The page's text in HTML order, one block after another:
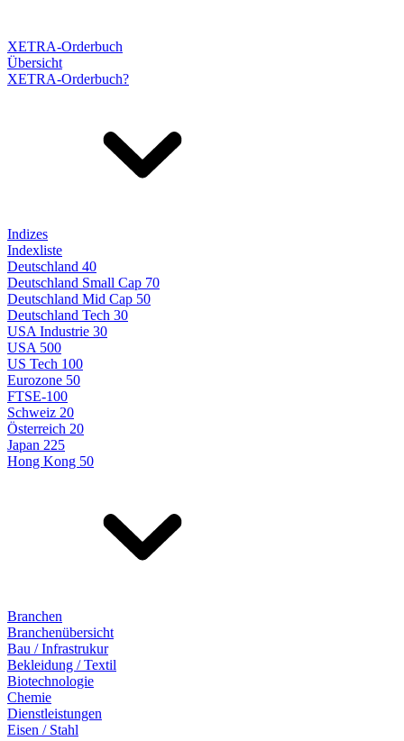
XETRA-Orderbuch
Übersicht
XETRA-Orderbuch?
Indizes
Indexliste
Deutschland 40
Deutschland Small Cap 70
Deutschland Mid Cap 50
Deutschland Tech 30
USA Industrie 30
USA 500
US Tech 100
Eurozone 50
FTSE-100
Schweiz 20
Österreich 20
Japan 225
Hong Kong 50
Branchen
Branchenübersicht
Bau / Infrastrukur
Bekleidung / Textil
Biotechnologie
Chemie
Dienstleistungen
Eisen / Stahl